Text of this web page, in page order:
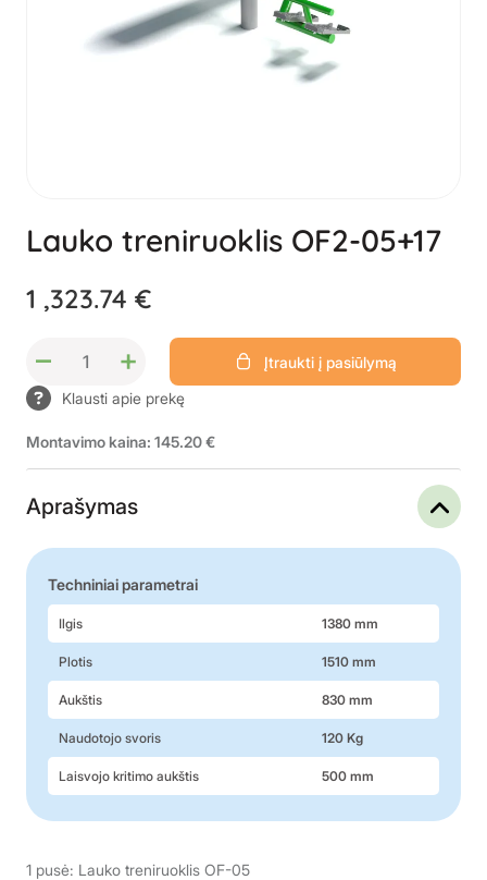
Lauko treniruoklis OF2-05+17
1 ,323.74 €
– +
Įtraukti į pasiūlymą
Klausti apie prekę
Montavimo kaina: 145.20 €
Aprašymas
Techniniai parametrai
Ilgis 1380 mm
Plotis 1510 mm
Aukštis 830 mm
Naudotojo svoris 120 Kg
Laisvojo kritimo aukštis 500 mm
1 pusė: Lauko treniruoklis OF-05